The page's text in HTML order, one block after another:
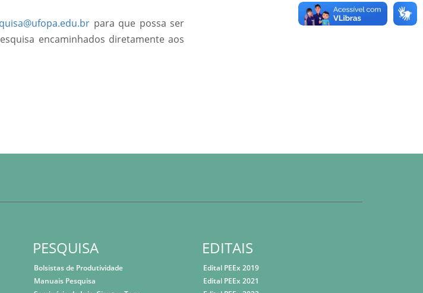
para que possa ser
encaminhados diretamente aos
PESQUISA
Bolsistas de Produtividade
Manuais Pesquisa
EDITAIS
Edital PEEx 2019
Edital PEEx 2021